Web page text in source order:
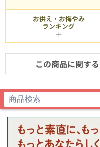
お供え・お悔やみ
ランキング
この商品に関す